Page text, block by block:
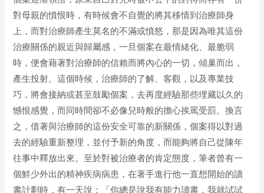
對母親的憤恨時，有時候會不自覺的將其移情到治療師身
上，而對治療師產生莫名的不滿或憤怒，那是因為唯其這份
治療關係的親近與歸屬感，一旦個案在最情緒化、最脆弱
時，便會藉著對治療師的信賴而將內心的一切，傾巢而出，
產生投射。這個時候，治療師的了解、客觀，以及專業技
巧，將會接納或甚至鼓勵個案，去再度經驗那些埋藏以久的
憾恨感覺，而同時間卻不必像兒時般的擔心挨罵受罰。換言
之，借著與治療師的這份安全可靠的新關係，個案得以對過
去的經驗重新整理，並付予新的角度，而能夠將自己從陳年
往事中釋放出來。至於對被治療者的肯定態度，筆者曾有一
個鮮少外出的精神疾病病患，在著手進行他一直想開始的讀
書計劃時，有一天說：「你總是說我有能力讀書，我就試試